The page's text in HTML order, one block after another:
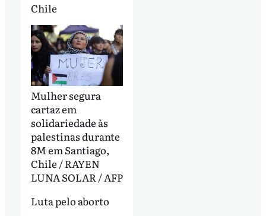
Chile
Mulher segura
cartaz em
solidariedade às
palestinas durante
8M em Santiago,
Chile / RAYEN
LUNA SOLAR / AFP
Luta pelo aborto